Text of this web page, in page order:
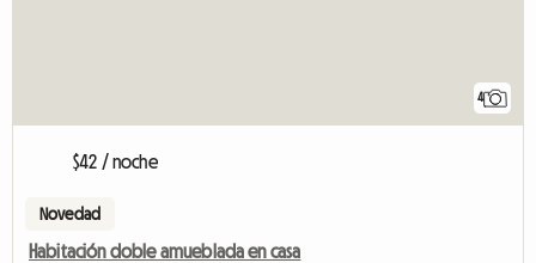
4
$42 / noche
Novedad
Habitación doble amueblada en casa